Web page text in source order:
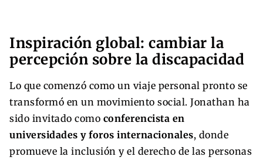
Inspiración global: cambiar la
percepción sobre la discapacidad
Lo que comenzó como un viaje personal pronto se
transformó en un movimiento social. Jonathan ha
sido invitado como conferencista en
universidades y foros internacionales, donde
promueve la inclusión y el derecho de las personas